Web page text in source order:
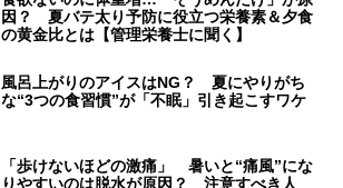
因？ 夏バテ太り予防に役立つ栄養素＆夕食
の黄金比とは【管理栄養士に聞く】
風呂上がりのアイスはNG？ 夏にやりがち
な“3つの食習慣”が「不眠」引き起こすワケ
「歩けないほどの激痛」 暑いと“痛風”にな
りやすいのは脱水が原因？ 注意すべき人